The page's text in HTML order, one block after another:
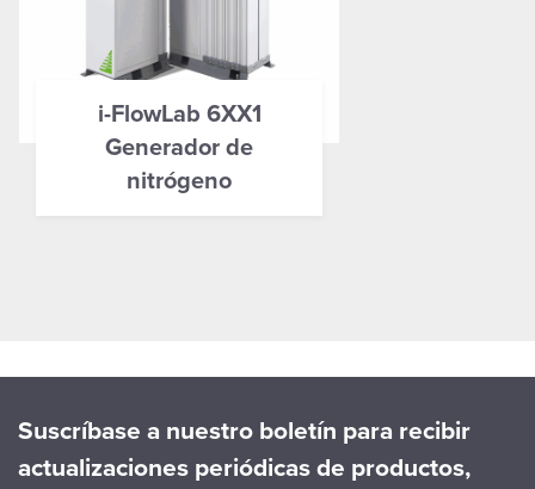
i-FlowLab 6XX1
Generador de
nitrógeno
Suscríbase a nuestro boletín para recibir
actualizaciones periódicas de productos,